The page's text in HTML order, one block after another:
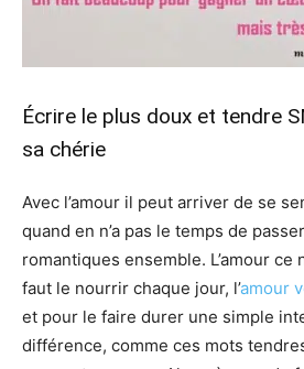
Écrire le plus doux et tendre
sa chérie
Avec l’amour il peut arriver de se
quand en n’a pas le temps de
romantiques ensemble. L’amour ce
faut le nourrir chaque jour, l’amour
et pour le faire durer une simple
différence, comme ces mots